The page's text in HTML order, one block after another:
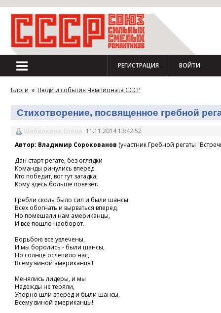
РЕГИСТРАЦИЯ ВОЙТИ
Блоги » Люди и события Чемпионата СССР
Стихотворение, посвященное гребной
Шабалкина Елена 11.11.2014 13:42:52
Автор: Владимир Сорокованов (участник Гребной регаты
Дан старт регате, без оглядки
Команды ринулись вперед.
Кто победит, вот тут загадка,
Кому здесь больше повезет.
Гребли сколь было сил и были шансы
Всех обогнать и вырваться вперед,
Но помешали нам американцы,
И все пошло наоборот.
Борьбою все увлечены,
И мы боролись - были шансы,
Но солнце ослепило нас,
Всему виной американцы!
Менялись лидеры, и мы
Надежды не теряли,
Упорно шли вперед и были шансы,
Всему виной американцы!